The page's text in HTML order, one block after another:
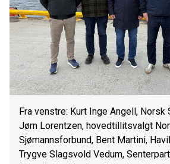
Fra venstre: Kurt Inge Angell, Norsk
Jørn Lorentzen, hovedtillitsvalgt
Sjømannsforbund, Bent Martini,
Trygve Slagsvold Vedum,